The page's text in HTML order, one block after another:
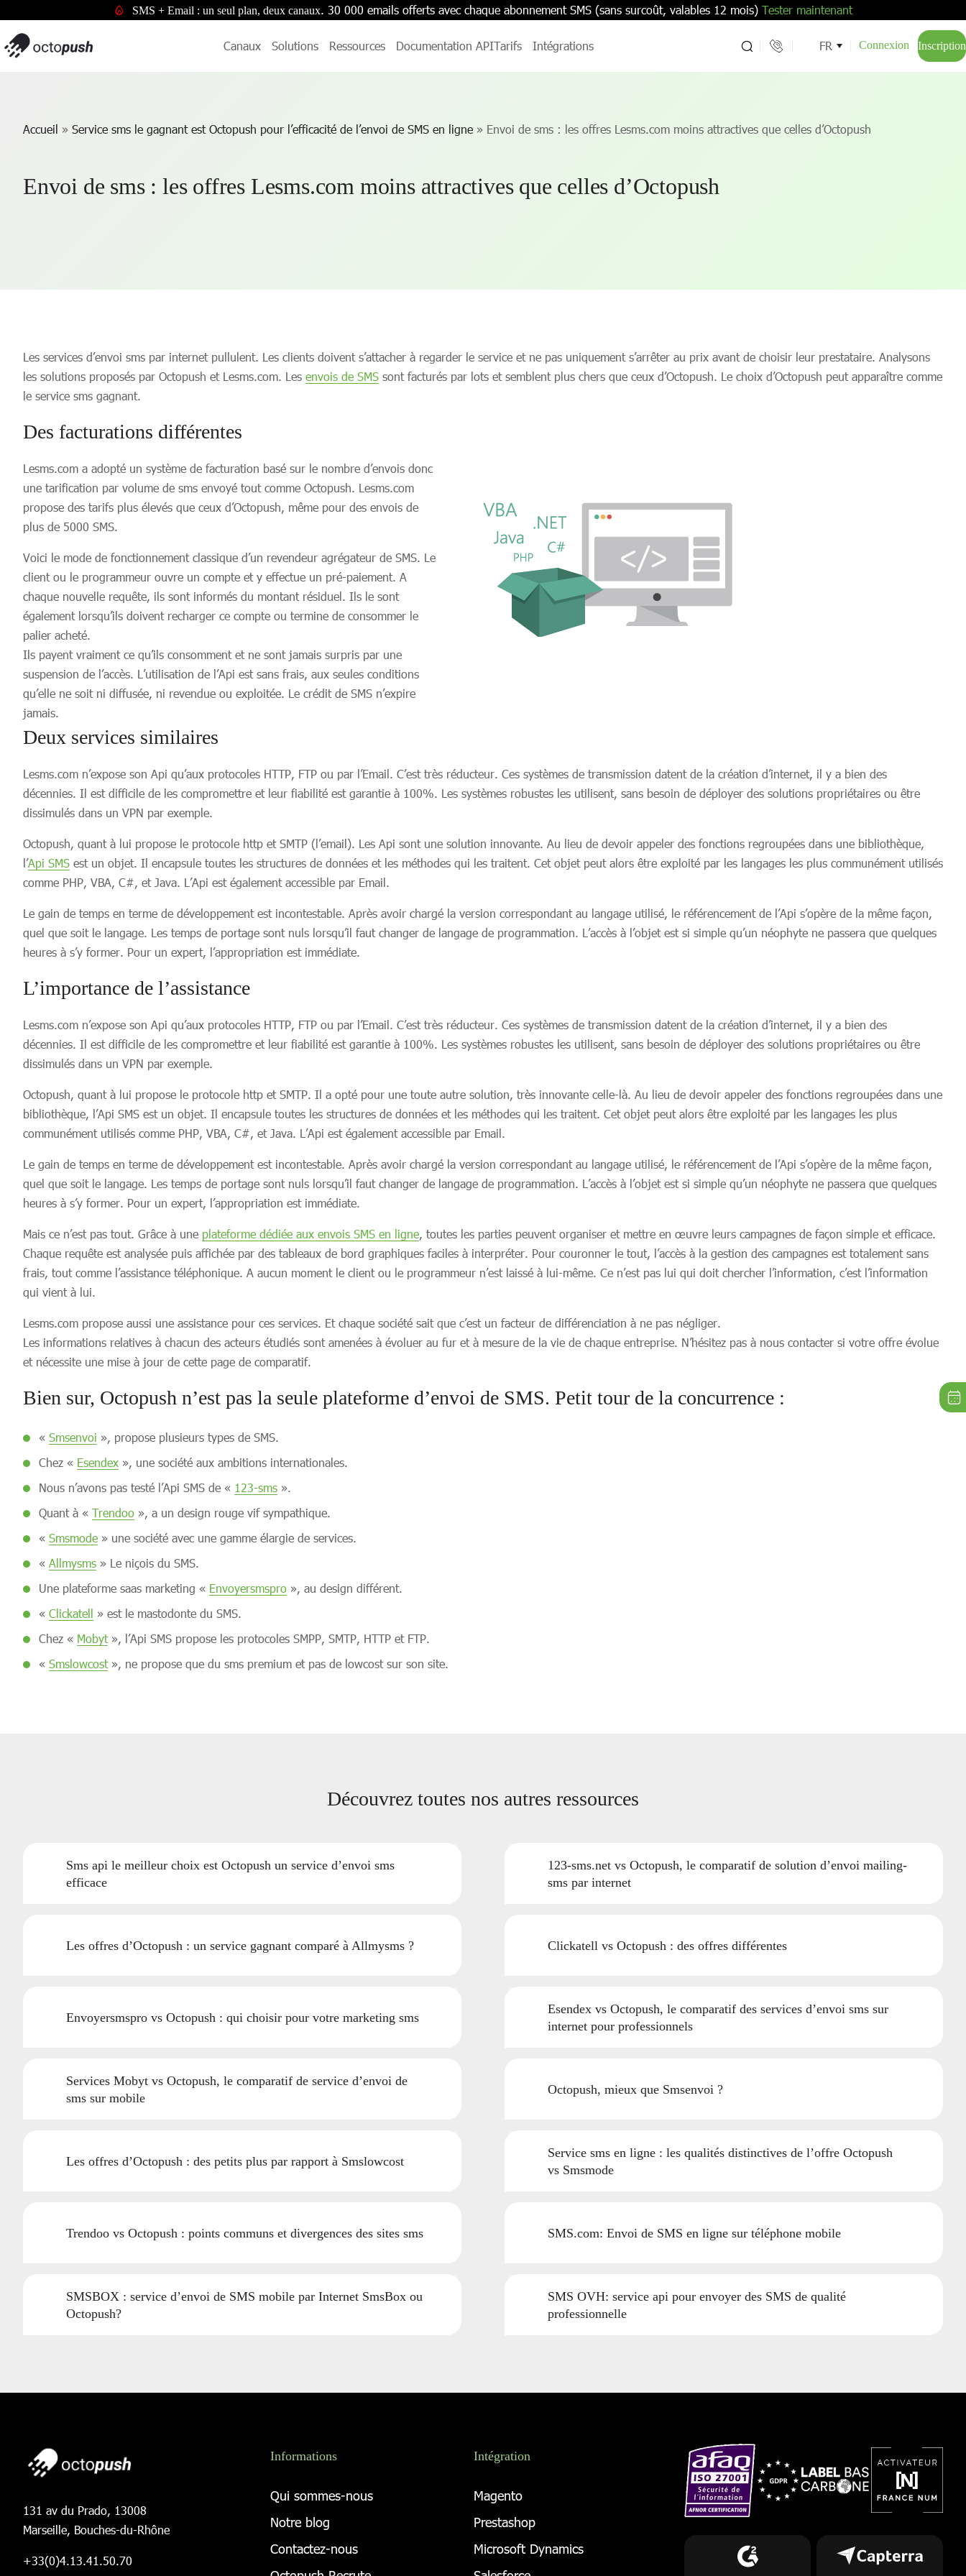
SMS + Email : un seul plan, deux canaux. 30 000 emails offerts avec chaque abonnement SMS (sans surcoût, valables 12 mois) Tester maintenant
Canaux Solutions Ressources Documentation APITarifs Intégrations FR Connexion Inscription
Accueil » Service sms le gagnant est Octopush pour l’efficacité de l’envoi de SMS en ligne » Envoi de sms : les offres Lesms.com moins attractives que celles d’Octopush
Envoi de sms : les offres Lesms.com moins attractives que celles d’Octopush
Les services d’envoi sms par internet pullulent. Les clients doivent s’attacher à regarder le service et ne pas uniquement s’arrêter au prix avant de choisir leur prestataire. Analysons
les solutions proposés par Octopush et Lesms.com. Les envois de SMS sont facturés par lots et semblent plus chers que ceux d’Octopush. Le choix d’Octopush peut apparaître comme
le service sms gagnant.
Des facturations différentes
Lesms.com a adopté un système de facturation basé sur le nombre d’envois donc
une tarification par volume de sms envoyé tout comme Octopush. Lesms.com
propose des tarifs plus élevés que ceux d’Octopush, même pour des envois de
plus de 5000 SMS.
Voici le mode de fonctionnement classique d’un revendeur agrégateur de SMS. Le
client ou le programmeur ouvre un compte et y effectue un pré-paiement. A
chaque nouvelle requête, ils sont informés du montant résiduel. Ils le sont
également lorsqu’ils doivent recharger ce compte ou termine de consommer le
palier acheté.
Ils payent vraiment ce qu’ils consomment et ne sont jamais surpris par une
suspension de l’accès. L’utilisation de l’Api est sans frais, aux seules conditions
qu’elle ne soit ni diffusée, ni revendue ou exploitée. Le crédit de SMS n’expire
jamais.
Deux services similaires
Lesms.com n’expose son Api qu’aux protocoles HTTP, FTP ou par l’Email. C’est très réducteur. Ces systèmes de transmission datent de la création d’internet, il y a bien des
décennies. Il est difficile de les compromettre et leur fiabilité est garantie à 100%. Les systèmes robustes les utilisent, sans besoin de déployer des solutions propriétaires ou être
dissimulés dans un VPN par exemple.
Octopush, quant à lui propose le protocole http et SMTP (l’email). Les Api sont une solution innovante. Au lieu de devoir appeler des fonctions regroupées dans une bibliothèque,
l’Api SMS est un objet. Il encapsule toutes les structures de données et les méthodes qui les traitent. Cet objet peut alors être exploité par les langages les plus communément utilisés
comme PHP, VBA, C#, et Java. L’Api est également accessible par Email.
Le gain de temps en terme de développement est incontestable. Après avoir chargé la version correspondant au langage utilisé, le référencement de l’Api s’opère de la même façon,
quel que soit le langage. Les temps de portage sont nuls lorsqu’il faut changer de langage de programmation. L’accès à l’objet est si simple qu’un néophyte ne passera que quelques
heures à s’y former. Pour un expert, l’appropriation est immédiate.
L’importance de l’assistance
Lesms.com n’expose son Api qu’aux protocoles HTTP, FTP ou par l’Email. C’est très réducteur. Ces systèmes de transmission datent de la création d’internet, il y a bien des
décennies. Il est difficile de les compromettre et leur fiabilité est garantie à 100%. Les systèmes robustes les utilisent, sans besoin de déployer des solutions propriétaires ou être
dissimulés dans un VPN par exemple.
Octopush, quant à lui propose le protocole http et SMTP. Il a opté pour une toute autre solution, très innovante celle-là. Au lieu de devoir appeler des fonctions regroupées dans une
bibliothèque, l’Api SMS est un objet. Il encapsule toutes les structures de données et les méthodes qui les traitent. Cet objet peut alors être exploité par les langages les plus
communément utilisés comme PHP, VBA, C#, et Java. L’Api est également accessible par Email.
Le gain de temps en terme de développement est incontestable. Après avoir chargé la version correspondant au langage utilisé, le référencement de l’Api s’opère de la même façon,
quel que soit le langage. Les temps de portage sont nuls lorsqu’il faut changer de langage de programmation. L’accès à l’objet est si simple qu’un néophyte ne passera que quelques
heures à s’y former. Pour un expert, l’appropriation est immédiate.
Mais ce n’est pas tout. Grâce à une plateforme dédiée aux envois SMS en ligne, toutes les parties peuvent organiser et mettre en œuvre leurs campagnes de façon simple et efficace.
Chaque requête est analysée puis affichée par des tableaux de bord graphiques faciles à interpréter. Pour couronner le tout, l’accès à la gestion des campagnes est totalement sans
frais, tout comme l’assistance téléphonique. A aucun moment le client ou le programmeur n’est laissé à lui-même. Ce n’est pas lui qui doit chercher l’information, c’est l’information
qui vient à lui.
Lesms.com propose aussi une assistance pour ces services. Et chaque société sait que c’est un facteur de différenciation à ne pas négliger.
Les informations relatives à chacun des acteurs étudiés sont amenées à évoluer au fur et à mesure de la vie de chaque entreprise. N’hésitez pas à nous contacter si votre offre évolue
et nécessite une mise à jour de cette page de comparatif.
Bien sur, Octopush n’est pas la seule plateforme d’envoi de SMS. Petit tour de la concurrence :
« Smsenvoi », propose plusieurs types de SMS.
Chez « Esendex », une société aux ambitions internationales.
Nous n’avons pas testé l’Api SMS de « 123-sms ».
Quant à « Trendoo », a un design rouge vif sympathique.
« Smsmode » une société avec une gamme élargie de services.
« Allmysms » Le niçois du SMS.
Une plateforme saas marketing « Envoyersmspro », au design différent.
« Clickatell » est le mastodonte du SMS.
Chez « Mobyt», l’Api SMS propose les protocoles SMPP, SMTP, HTTP et FTP.
« Smslowcost», ne propose que du sms premium et pas de lowcost sur son site.
Découvrez toutes nos autres ressources
Sms api le meilleur choix est Octopush un service d’envoi sms
efficace
123-sms.net vs Octopush, le comparatif de solution d’envoi mailing-
sms par internet
Les offres d’Octopush : un service gagnant comparé à Allmysms ? Clickatell vs Octopush : des offres différentes
Envoyersmspro vs Octopush : qui choisir pour votre marketing sms
Esendex vs Octopush, le comparatif des services d’envoi sms sur
internet pour professionnels
Services Mobyt vs Octopush, le comparatif de service d’envoi de
sms sur mobile
Octopush, mieux que Smsenvoi ?
Les offres d’Octopush : des petits plus par rapport à Smslowcost
Service sms en ligne : les qualités distinctives de l’offre Octopush
vs Smsmode
Trendoo vs Octopush : points communs et divergences des sites sms SMS.com: Envoi de SMS en ligne sur téléphone mobile
SMSBOX : service d’envoi de SMS mobile par Internet SmsBox ou
Octopush?
SMS OVH: service api pour envoyer des SMS de qualité
professionnelle
131 av du Prado, 13008
Marseille, Bouches-du-Rhône
+33(0)4.13.41.50.70
Informations
Qui sommes-nous
Notre blog
Contactez-nous
Intégration
Magento
Prestashop
Microsoft Dynamics